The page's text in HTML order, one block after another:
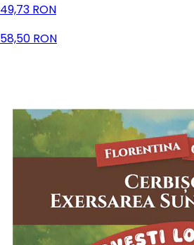
49,73 RON
58,50 RON